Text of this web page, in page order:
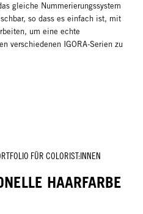
gleiche Nummerierungssystem
so dass es einfach ist, mit
um eine echte
verschiedenen IGORA-Serien zu
FÜR COLORIST:INNEN
HAARFARBE